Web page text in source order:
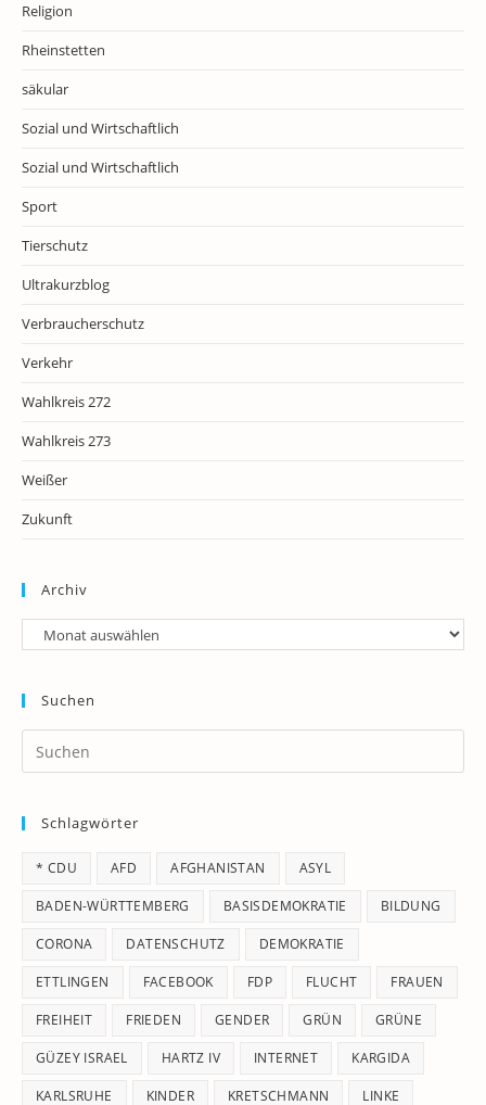
Religion
Rheinstetten
säkular
Sozial und Wirtschaftlich
Sozial und Wirtschaftlich
Sport
Tierschutz
Ultrakurzblog
Verbraucherschutz
Verkehr
Wahlkreis 272
Wahlkreis 273
Weißer
Zukunft
Archiv
Archiv
Suchen
Schlagwörter
* CDU AFD AFGHANISTAN ASYL
BADEN-WÜRTTEMBERG BASISDEMOKRATIE BILDUNG
CORONA DATENSCHUTZ DEMOKRATIE
ETTLINGEN FACEBOOK FDP FLUCHT FRAUEN
FREIHEIT FRIEDEN GENDER GRÜN GRÜNE
GÜZEY ISRAEL HARTZ IV INTERNET KARGIDA
KARLSRUHE KINDER KRETSCHMANN LINKE